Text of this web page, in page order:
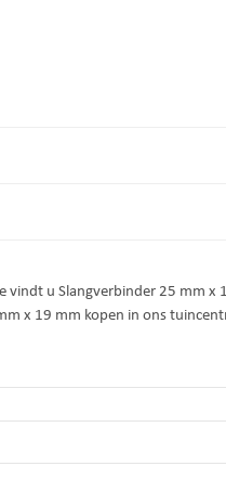
vindt u Slangverbinder 25 mm x
x 19 mm kopen in ons